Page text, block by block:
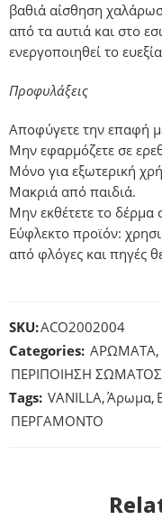
βαθιά αίσθηση
από τα αυτιά και στο
ενεργοποιηθεί το
Προφυλάξεις
Αποφύγετε την επαφή
Μην εφαρμόζετε σε
Μόνο για εξωτερική
Μακριά από παιδιά.
Μην εκθέτετε το δέρμα
Εύφλεκτο προϊόν:
από φλόγες και πηγές
SKU:ACO2002004
Categories: ΑΡΩΜΑΤΑ,
ΠΕΡΙΠΟΙΗΣΗ ΣΩΜΑΤΟΣ
Tags: VANILLA,Άρωμα,
ΠΕΡΓΑΜΟΝΤΟ